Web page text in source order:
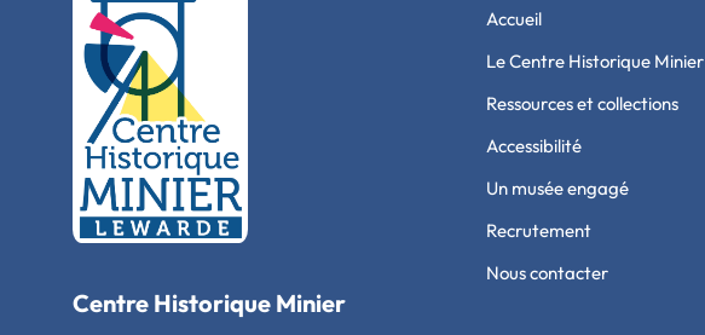
Centre Historique Minier
Accueil
Le Centre Historique Minier
Ressources et collections
Accessibilité
Un musée engagé
Recrutement
Nous contacter